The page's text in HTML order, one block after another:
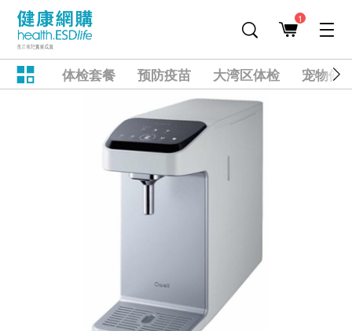
1
体检套餐 预防疫苗 大湾区体检 宠物健